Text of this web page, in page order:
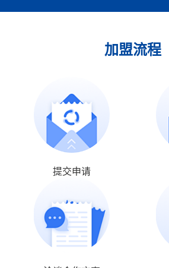
加盟流程
提交申请